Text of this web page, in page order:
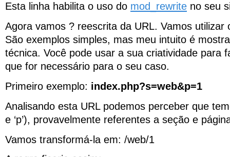
Esta linha habilita o uso do mod_rewrite no seu
Agora vamos ? reescrita da URL. Vamos
São exemplos simples, mas meu intuito é
técnica. Você pode usar a sua criatividade para
que for necessário para o seu caso.
Primeiro exemplo: index.php?s=web&p=1
Analisando esta URL podemos perceber que
e ‘p’), provavelmente referentes a seção e
Vamos transformá-la em: /web/1